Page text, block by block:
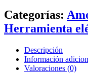
Categorías:
Herramienta
Descripción
Información
Valoraciones (0)